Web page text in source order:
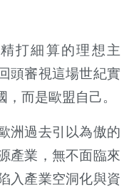
打細算的理想主
頭審視這場世紀實
而是歐盟自己。
洲過去引以為傲的
產業，無不面臨來
入產業空洞化與資